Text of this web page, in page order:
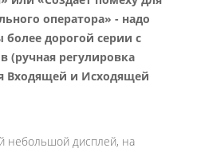
оператора» - надо
более дорогой серии с
(ручная регулировка
Входящей и Исходящей
небольшой дисплей, на